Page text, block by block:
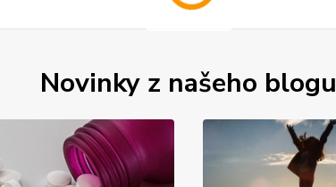
Novinky z našeho blogu